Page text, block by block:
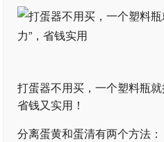
打蛋器不用买，一个塑料瓶就
省钱又实用！
分离蛋黄和蛋清有两个方法：